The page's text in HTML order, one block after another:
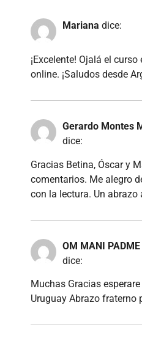
Mariana dice:
¡Excelente! Ojalá el
online. ¡Saludos desde
Gerardo Montes
dice:
Gracias Betina, Óscar y
comentarios. Me alegro
con la lectura. Un abrazo
OM MANI
dice:
Muchas Gracias
Uruguay Abrazo fraterno